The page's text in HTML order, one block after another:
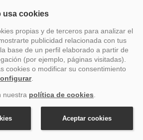
a
Sin gastos de gestión
No cobramos por nuestro
asesoramiento.
rápida y pago